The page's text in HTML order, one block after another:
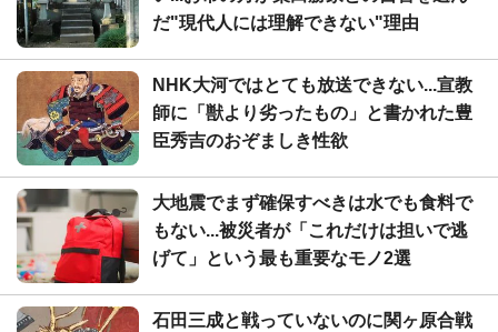
だ"現代人には理解できない"理由
NHK大河ではとても放送できない...宣教
師に「獣より劣ったもの」と書かれた豊
臣秀吉のおぞましき性欲
大地震でまず確保すべきは水でも食料で
もない...被災者が「これだけは担いで逃
げて」という最も重要なモノ2選
石田三成と戦っていないのに関ヶ原合戦